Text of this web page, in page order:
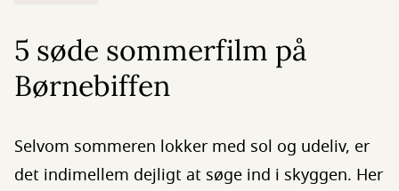
5 søde sommerfilm på
Børnebiffen
Selvom sommeren lokker med sol og udeliv, er
det indimellem dejligt at søge ind i skyggen. Her